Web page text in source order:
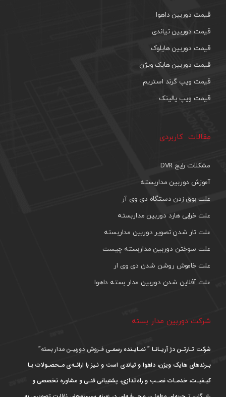
قیمت دوربین داهوا
قیمت دوربین تیاندی
قیمت دوربین هایلوک
قیمت دوربین هایک ویژن
قیمت ویپ گرند استریم
قیمت ویپ یالینک
مقالات کاربردی
مشکلات رایج DVR
آموزش دوربین مداربسته
علت بوق زدن دستگاه دی وی آر
علت خرابی هارد دوربین مداربسته
علت تار شدن تصویر دوربین مداربسته
علت سوختن دوربین مداربسته چیست
علت خاموش روشن شدن دی وی ار
علت آفلاین شدن دوربین مدار بسته داهوا
شرکت دوربین مدار بسته
شرکت تـارتـن دژ آریـانـا ” نمـایـنده رسمـیفـروش دوربیـن مدار بسته”
بـرندهای هایک ویژن، داهوا و تیاندی است و نـیز با ارائـه‌ی مـحصـولات بـا
کیـفیـت، خدمـات نصـب و راه‌اندازی، پشتیبانی فنـی و مشاوره تخصصی و